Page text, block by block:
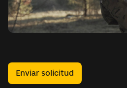
Enviar solicitud